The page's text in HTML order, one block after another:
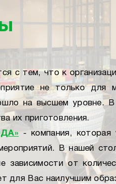
с тем, что к
не только для
на высшем уровне.
их приготовления.
- компания, которая
В нашей
зависимости от
для Вас наилучшим